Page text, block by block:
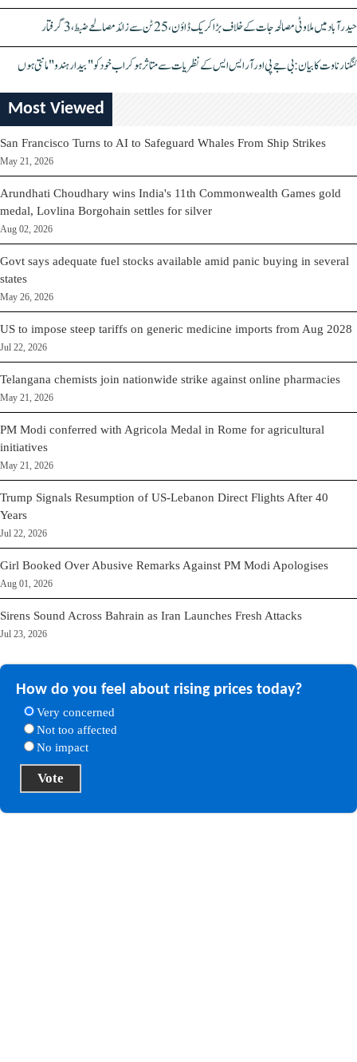
حیدرآباد میں ملاوٹی مصالحہ جات کے خلاف بڑا کریک ڈاؤن، 25 ٹن سے زائد مصالحے ضبط، 3 گرفتار
کنگنا رناوت کا بیان: بی جے پی اور آر ایس ایس کے نظریات سے متاثر ہو کر اب خود کو "بیدار ہندو" مانتی ہوں
Most Viewed
San Francisco Turns to AI to Safeguard Whales From Ship Strikes
May 21, 2026
Arundhati Choudhary wins India's 11th Commonwealth Games gold
medal, Lovlina Borgohain settles for silver
Aug 02, 2026
Govt says adequate fuel stocks available amid panic buying in several
states
May 26, 2026
US to impose steep tariffs on generic medicine imports from Aug 2028
Jul 22, 2026
Telangana chemists join nationwide strike against online pharmacies
May 21, 2026
PM Modi conferred with Agricola Medal in Rome for agricultural
initiatives
May 21, 2026
Trump Signals Resumption of US-Lebanon Direct Flights After 40
Years
Jul 22, 2026
Girl Booked Over Abusive Remarks Against PM Modi Apologises
Aug 01, 2026
Sirens Sound Across Bahrain as Iran Launches Fresh Attacks
Jul 23, 2026
How do you feel about rising prices today?
Very concerned
Not too affected
No impact